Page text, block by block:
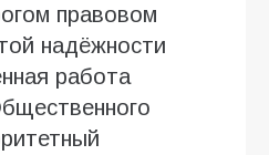
правовом
надёжности
работа